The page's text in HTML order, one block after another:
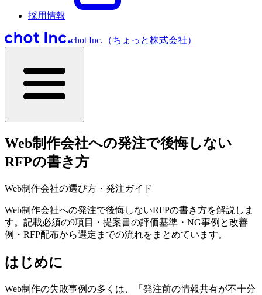
採用情報
chot Inc.（ちょっと株式会社）
Web制作会社への発注で後悔しない
RFPの書き方
Web制作会社の選び方・発注ガイド
Web制作会社への発注で後悔しないRFPの書き方を解説しま
す。記載必須の9項目・提案書の評価基準・NG事例と改善
例・RFP配布から選定までの流れをまとめています。
はじめに
Web制作の失敗事例の多くは、「発注前の情報共有が不十分